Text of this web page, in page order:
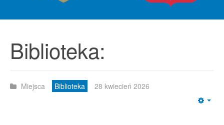
Biblioteka:
Miejsca Biblioteka 28 kwiecień 2026